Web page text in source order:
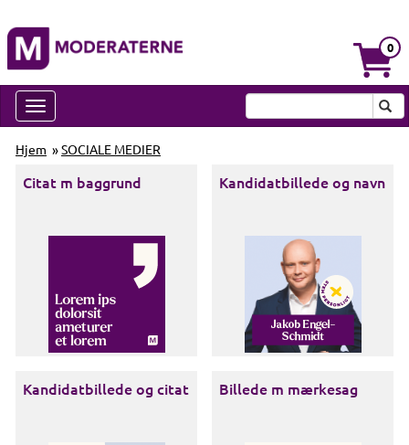
0
Hjem »SOCIALE MEDIER
Citat m baggrund Kandidatbillede og navn
Kandidatbillede og citat Billede m mærkesag